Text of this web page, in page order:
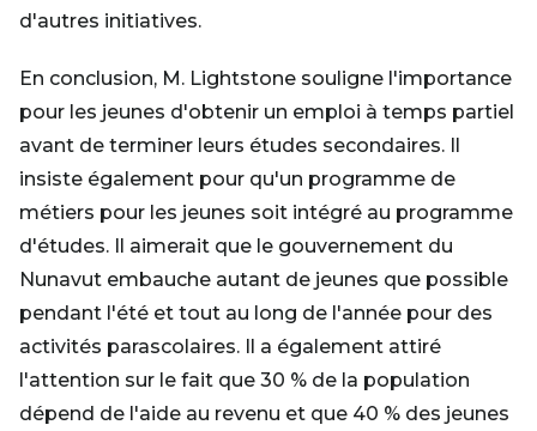
d'autres initiatives.
En conclusion, M. Lightstone souligne l'importance
pour les jeunes d'obtenir un emploi à temps partiel
avant de terminer leurs études secondaires. Il
insiste également pour qu'un programme de
métiers pour les jeunes soit intégré au programme
d'études. Il aimerait que le gouvernement du
Nunavut embauche autant de jeunes que possible
pendant l'été et tout au long de l'année pour des
activités parascolaires. Il a également attiré
l'attention sur le fait que 30 % de la population
dépend de l'aide au revenu et que 40 % des jeunes